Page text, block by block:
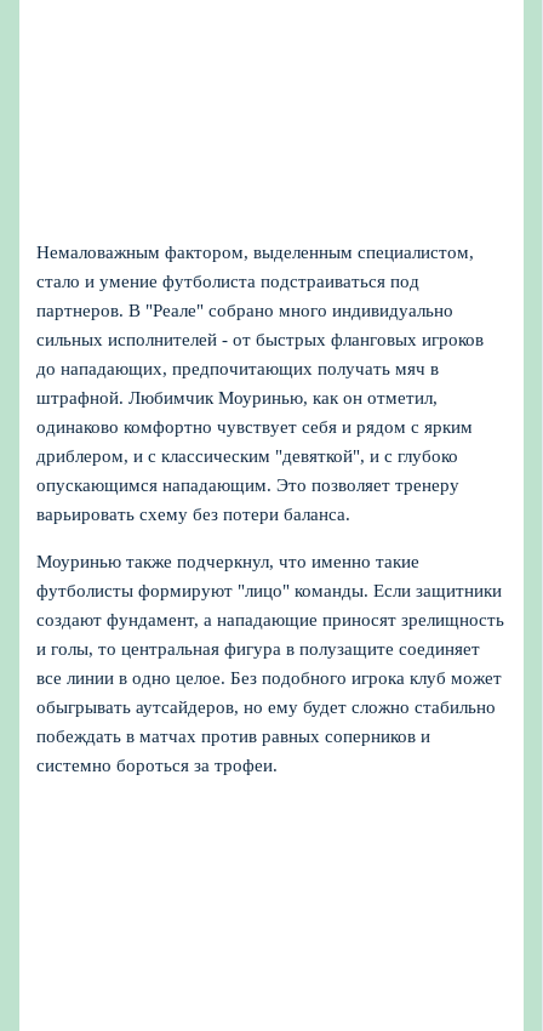
Немаловажным фактором, выделенным специалистом,
стало и умение футболиста подстраиваться под
партнеров. В "Реале" собрано много индивидуально
сильных исполнителей - от быстрых фланговых игроков
до нападающих, предпочитающих получать мяч в
штрафной. Любимчик Моуринью, как он отметил,
одинаково комфортно чувствует себя и рядом с ярким
дриблером, и с классическим "девяткой", и с глубоко
опускающимся нападающим. Это позволяет тренеру
варьировать схему без потери баланса.
Моуринью также подчеркнул, что именно такие
футболисты формируют "лицо" команды. Если защитники
создают фундамент, а нападающие приносят зрелищность
и голы, то центральная фигура в полузащите соединяет
все линии в одно целое. Без подобного игрока клуб может
обыгрывать аутсайдеров, но ему будет сложно стабильно
побеждать в матчах против равных соперников и
системно бороться за трофеи.